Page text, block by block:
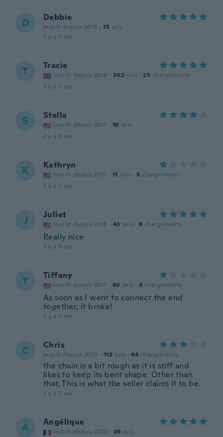
D Debbie
Inscrit depuis 2018 · 73 avis
il y a 5 ans
T Tracie
Inscrit depuis 2016 · 302 avis · 25 chargements
il y a 5 ans
S Stella
Inscrit depuis 2017 · 10 avis
il y a 5 ans
K Kathryn
Inscrit depuis 2017 · 11 avis · 5 chargements
il y a 5 ans
J Juliet
Inscrit depuis 2018 · 43 avis · 8 chargements
Really nice
il y a 5 ans
T Tiffany
Inscrit depuis 2017 · 80 avis · 4 chargements
As soon as I went to connect the end
together, it broke!
il y a 5 ans
C Chris
Inscrit depuis 2020 · 113 avis · 44 chargements
the chain is a bit rough as it is stiff and
likes to keep its bent shape. Other than
that, This is what the seller claims it to be.
il y a 5 ans
A Angélique
Inscrit depuis 2020 · 36 avis